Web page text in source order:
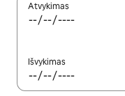
Atvykimas
Išvykimas